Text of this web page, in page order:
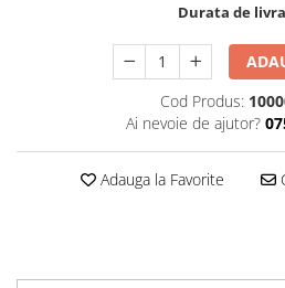
Durata de
Cod Produs:
Ai nevoie de ajutor?
Adauga la Favorite